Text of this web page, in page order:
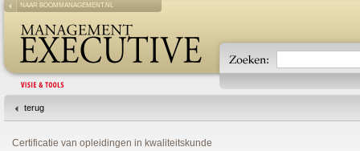
NAAR BOOMMANAGEMENT.NL
terug
Certificatie van opleidingen in kwaliteitskunde